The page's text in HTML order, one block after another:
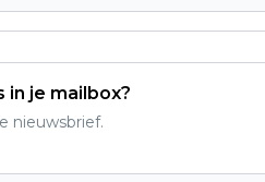
in je mailbox?
nieuwsbrief.